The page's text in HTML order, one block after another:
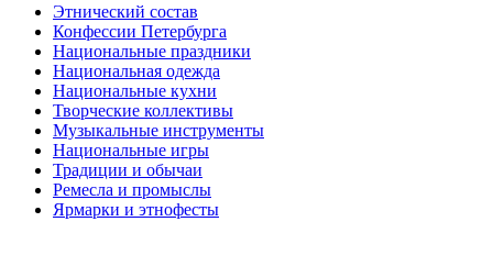
Этнический состав
Конфессии Петербурга
Национальные праздники
Национальная одежда
Национальные кухни
Творческие коллективы
Музыкальные инструменты
Национальные игры
Традиции и обычаи
Ремесла и промыслы
Ярмарки и этнофесты